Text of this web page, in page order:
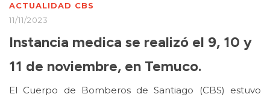
ACTUALIDAD CBS
11/11/2023
Instancia medica se realizó el 9, 10 y
11 de noviembre, en Temuco.
El Cuerpo de Bomberos de Santiago (CBS) estuvo